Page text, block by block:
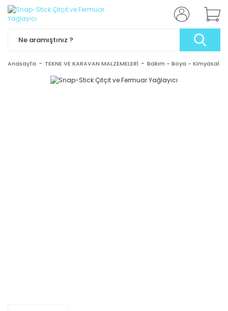
Anasayfa TEKNE VE KARAVAN MALZEMELERİ Bakım - Boya - Kimyasal